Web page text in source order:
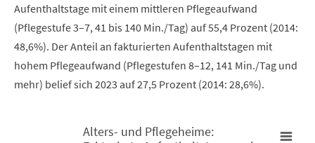
Aufenthaltstage mit einem mittleren Pflegeaufwand
(Pflegestufe 3–7, 41 bis 140 Min./Tag) auf 55,4 Prozent (2014:
48,6%). Der Anteil an fakturierten Aufenthaltstagen mit
hohem Pflegeaufwand (Pflegestufen 8–12, 141 Min./Tag und
mehr) belief sich 2023 auf 27,5 Prozent (2014: 28,6%).
Alters- und Pflegeheime: